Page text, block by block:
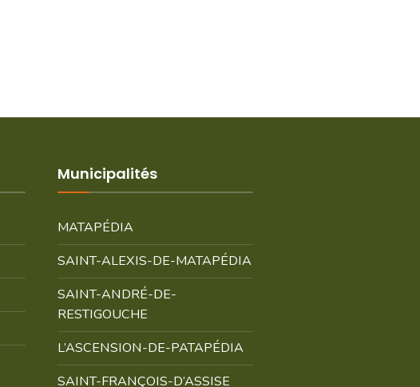
Municipalités
MATAPÉDIA
SAINT-ALEXIS-DE-MATAPÉDIA
SAINT-ANDRÉ-DE-
RESTIGOUCHE
L’ASCENSION-DE-PATAPÉDIA
SAINT-FRANÇOIS-D’ASSISE